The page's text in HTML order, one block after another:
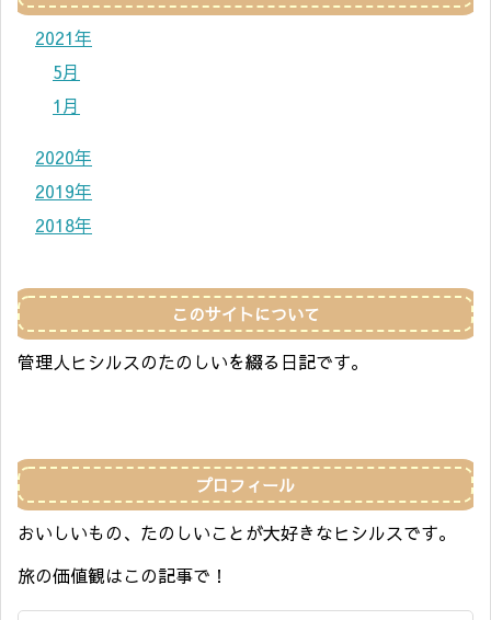
2021年
5月
1月
2020年
2019年
2018年
このサイトについて
管理人ヒシルスのたのしいを綴る日記です。
プロフィール
おいしいもの、たのしいことが大好きなヒシルスです。
旅の価値観はこの記事で！